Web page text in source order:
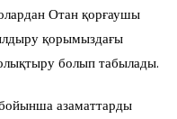
Отан қорғаушы
қорымыздағы
болып табылады.
азаматтарды